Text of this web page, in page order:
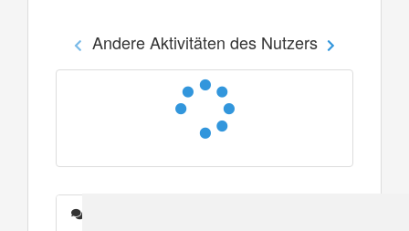
Andere Aktivitäten des Nutzers